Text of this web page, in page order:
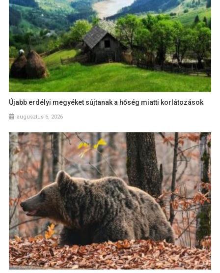
Újabb erdélyi megyéket sújtanak a hőség miatti korlátozások
augusztus 6, 2026